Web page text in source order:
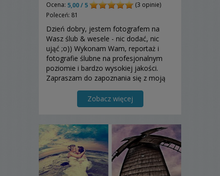
Ocena: 5,00 / 5
(3 opinie)
Poleceń: 81
Dzień dobry, jestem fotografem na
Wasz ślub & wesele - nic dodać, nic
ująć ;o)) Wykonam Wam, reportaż i
fotografie ślubne na profesjonalnym
poziomie i bardzo wysokiej jakości.
Zapraszam do zapoznania się z moją
Zobacz więcej